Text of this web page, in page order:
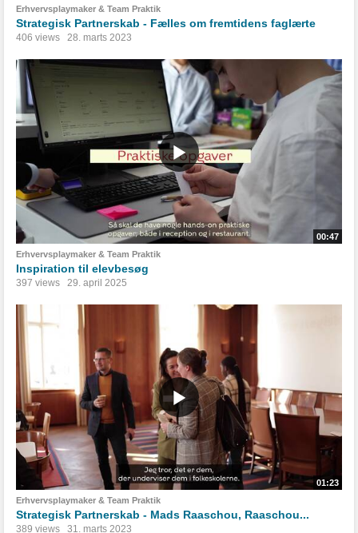
Erhvervsplaymaker & Team Praktik
Strategisk Partnerskab - Fælles om fremtidens faglærte
406 views 28. marts 2023
00:47
Erhvervsplaymaker & Team Praktik
Inspiration til elevbesøg
397 views 29. april 2025
01:23
Erhvervsplaymaker & Team Praktik
Strategisk Partnerskab - Mads Raaschou, Raaschou...
389 views 31. marts 2023